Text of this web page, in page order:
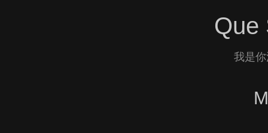
Que
我是